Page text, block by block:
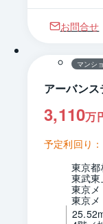
お問合せ
マンシ
アーバン
3,110万
予定利回り：
東京
東武
東京
東京